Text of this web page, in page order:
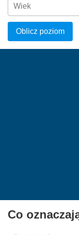
Oblicz poziom
Co